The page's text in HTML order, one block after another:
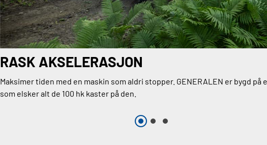
RASK AKSELERASJON
Maksimer tiden med en maskin som aldri stopper. GENERALEN er bygd på
som elsker alt de 100 hk kaster på den.